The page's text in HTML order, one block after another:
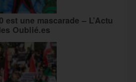
est une mascarade – L’Actu
Oublié.es